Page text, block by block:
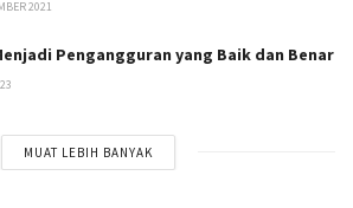
2021
Pengangguran yang Baik dan Benar
MUAT LEBIH BANYAK